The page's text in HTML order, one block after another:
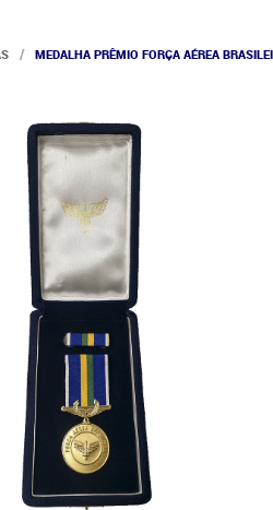
MEDALHA PRÊMIO FORÇA AÉREA